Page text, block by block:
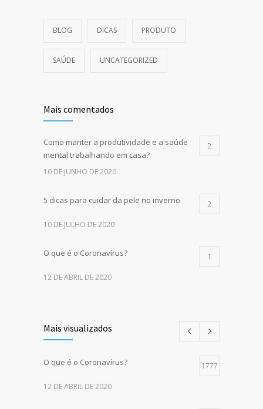
BLOG DICAS PRODUTO
SAÚDE UNCATEGORIZED
Mais comentados
Como manter a produtividade e a saúde
mental trabalhando em casa?
2
10 DE JUNHO DE 2020
5 dicas para cuidar da pele no inverno 2
10 DE JULHO DE 2020
O que é o Coronavírus? 1
12 DE ABRIL DE 2020
Mais visualizados
O que é o Coronavírus? 1777
12 DE ABRIL DE 2020